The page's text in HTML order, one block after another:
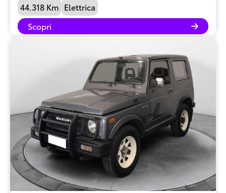
44.318 Km Elettrica
Scopri